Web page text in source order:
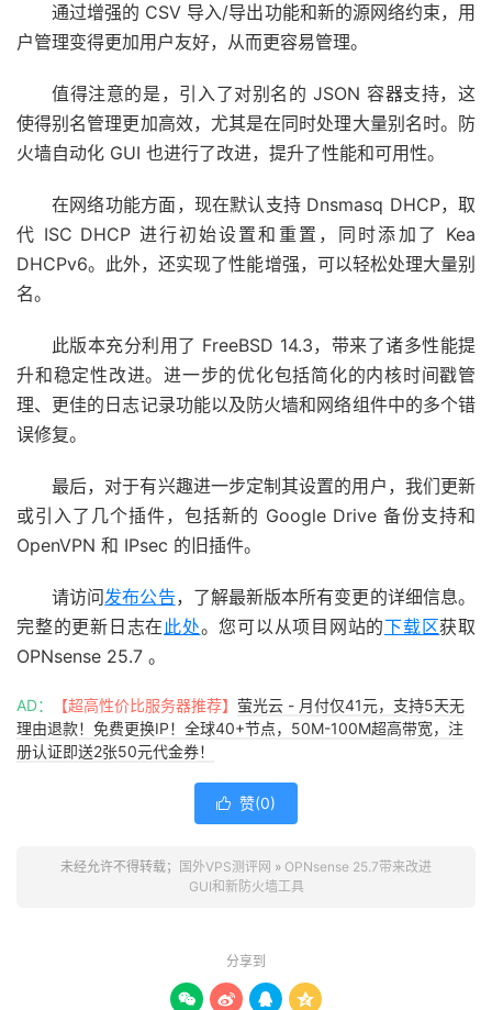
通过增强的 CSV 导入/导出功能和新的源网络约束，用
户管理变得更加用户友好，从而更容易管理。
值得注意的是，引入了对别名的 JSON 容器支持，这
使得别名管理更加高效，尤其是在同时处理大量别名时。防
火墙自动化 GUI 也进行了改进，提升了性能和可用性。
在网络功能方面，现在默认支持 Dnsmasq DHCP，取
代 ISC DHCP 进行初始设置和重置，同时添加了 Kea
DHCPv6。此外，还实现了性能增强，可以轻松处理大量别
名。
此版本充分利用了 FreeBSD 14.3，带来了诸多性能提
升和稳定性改进。进一步的优化包括简化的内核时间戳管
理、更佳的日志记录功能以及防火墙和网络组件中的多个错
误修复。
最后，对于有兴趣进一步定制其设置的用户，我们更新
或引入了几个插件，包括新的 Google Drive 备份支持和
OpenVPN 和 IPsec 的旧插件。
请访问发布公告，了解最新版本所有变更的详细信息。
完整的更新日志在 此处。您可以从项目网站的下载区获取
OPNsense 25.7 。
AD： 【超高性价比服务器推荐】 萤光云 - 月付仅41元，支持5天无
理由退款！免费更换IP！全球40+节点，50M-100M超高带宽，注
册认证即送2张50元代金券！
 赞(0)
未经允许不得转载； 国外VPS测评网 » OPNsense 25.7带来改进
GUI和新防火墙工具
分享到
   